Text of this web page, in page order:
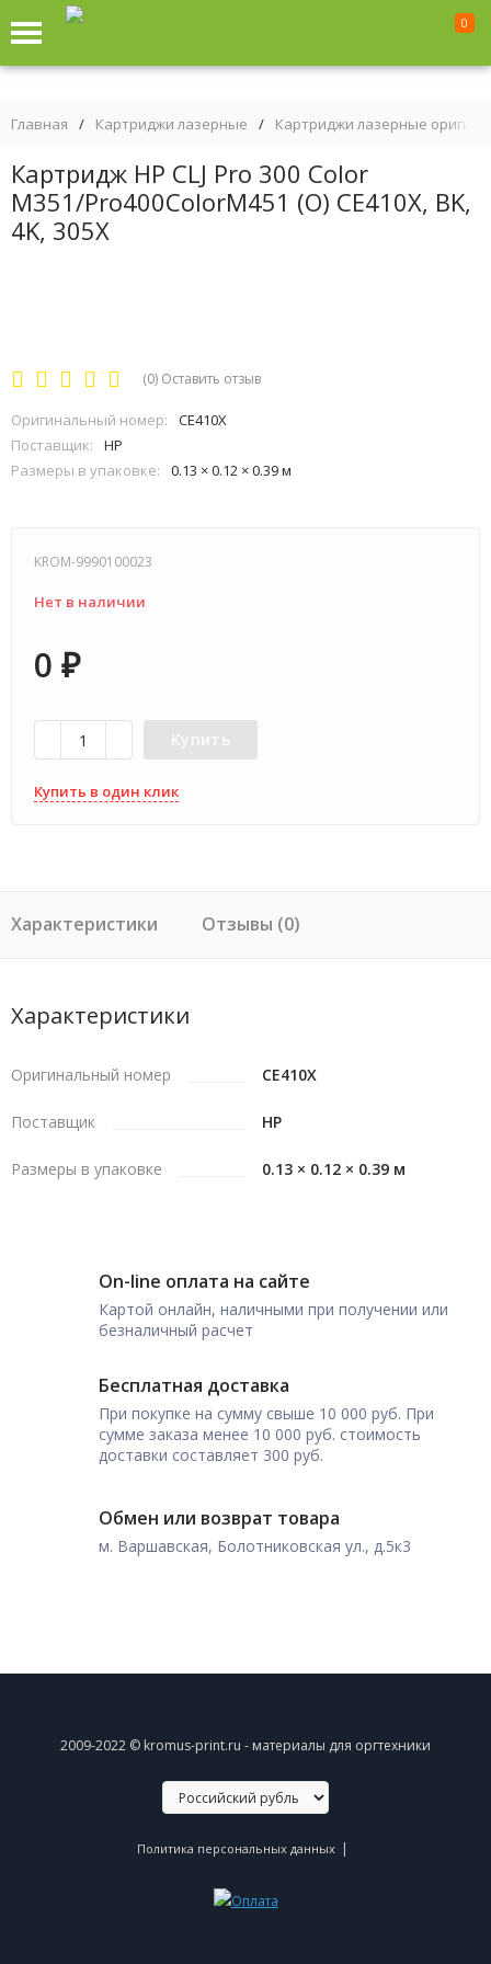
0
Главная / Картриджи лазерные / Картриджи лазерные
Картридж HP CLJ Pro 300 Color
M351/Pro400ColorM451 (O) CE410X, BK,
4K, 305X
(0) Оставить отзыв
Оригинальный номер:
CE410X
Поставщик:
HP
Размеры в упаковке:
0.13 × 0.12 × 0.39 м
KROM-9990100023
Нет в наличии
0 ₽
Купить
Купить в один клик
Характеристики Отзывы (0)
Характеристики
Оригинальный номер CE410X
Поставщик HP
Размеры в упаковке 0.13 × 0.12 × 0.39 м
On-line оплата на сайте
Картой онлайн, наличными при получении или
безналичный расчет
Бесплатная доставка
При покупке на сумму свыше 10 000 руб. При
сумме заказа менее 10 000 руб. стоимость
доставки составляет 300 руб.
Обмен или возврат товара
м. Варшавская, Болотниковская ул., д.5к3
2009-2022 © kromus-print.ru - материалы для оргтехники
Политика персональных данных |